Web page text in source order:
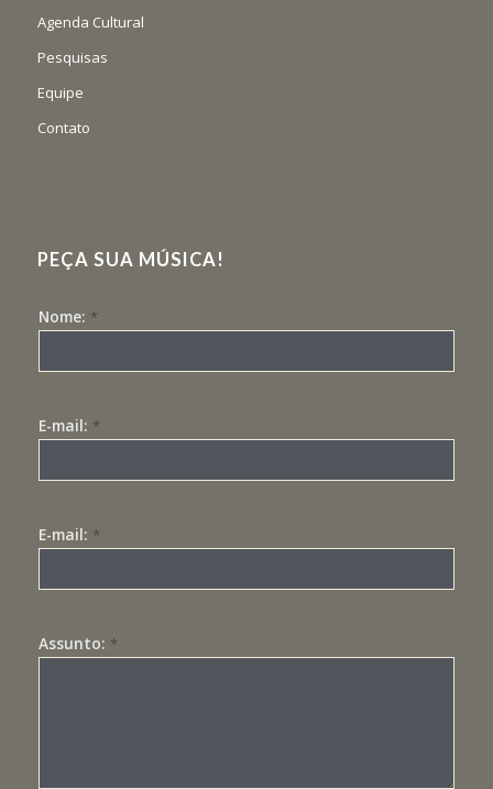
Agenda Cultural
Pesquisas
Equipe
Contato
PEÇA SUA MÚSICA!
Nome: *
E-mail: *
E-mail: *
Assunto: *